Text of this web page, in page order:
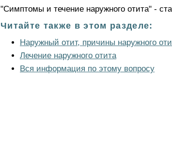
"Симптомы и течение наружного отита" -
Читайте также в этом разделе:
Наружный отит, причины наружного
Лечение наружного отита
Вся информация по этому вопросу